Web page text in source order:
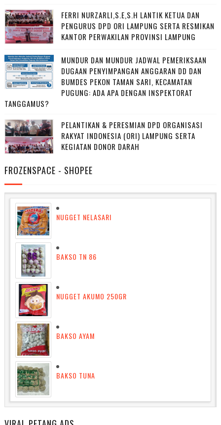
FERRI NURZARLI,S.E,S.H LANTIK KETUA DAN
PENGURUS DPD ORI LAMPUNG SERTA RESMIKAN
KANTOR PERWAKILAN PROVINSI LAMPUNG
MUNDUR DAN MUNDUR JADWAL PEMERIKSAAN
DUGAAN PENYIMPANGAN ANGGARAN DD DAN
BUMDES PEKON TAMAN SARI, KECAMATAN
PUGUNG: ADA APA DENGAN INSPEKTORAT
TANGGAMUS?
PELANTIKAN & PERESMIAN DPD ORGANISASI
RAKYAT INDONESIA (ORI) LAMPUNG SERTA
KEGIATAN DONOR DARAH
FROZENSPACE - SHOPEE
NUGGET NELASARI
BAKSO TN 86
NUGGET AKUMO 250GR
BAKSO AYAM
BAKSO TUNA